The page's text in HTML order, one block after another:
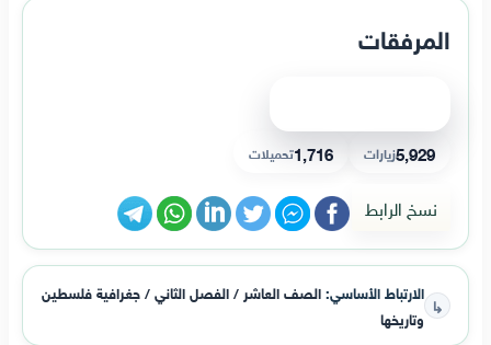
المرفقات
5,929زيارات 1,716تحميلات
نسخ الرابط
↳ الارتباط الأساسي:الصف العاشر / الفصل الثاني / جغرافية فلسطين
وتاريخها